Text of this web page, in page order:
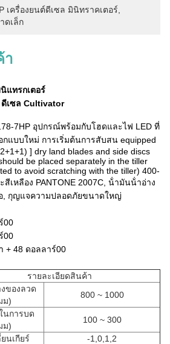
เครื่องยนต์ดีเซล มินิทราคเตอร์
ดเล็ก
า
แทรกเตอร์
ดีเซล Cultivator
7HP อุปกรณ์พร้อมกับโฮดและไฟ LED ที่
แบบใหม่ การเริ่มต้นการสับสน equipped
] dry land blades and side discs
be placed separately in the tiller
to avoid scratching with the tiller) 400-
เหลือง PANTONE 2007C, น้ํามันน้ําอ่าง
, กุญแจความปลอดภัยขนาดใหญ่
00
00
+ 48 ดอลลาร์00
รายละเอียดสินค้า
ของลวด
ม)
800 ~ 1000
นการบด
ม)
100 ~ 300
นเกียร์
-1,0,1,2